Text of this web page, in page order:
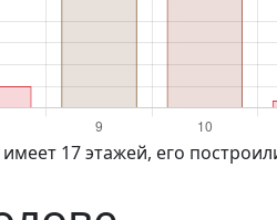
17 этажей, его